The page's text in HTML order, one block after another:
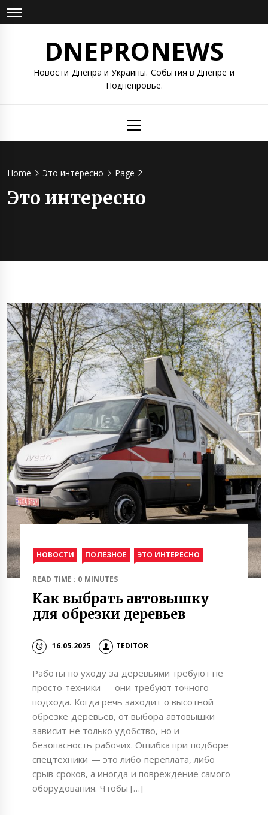
Skip
to
DNEPRONEWS
Новости Днепра и Украины. События в Днепре и
Поднепровье.
Menu
Home Это интересно Page 2
Это интересно
НОВОСТИ ПОЛЕЗНОЕ ЭТО ИНТЕРЕСНО
READ TIME : 0 MINUTES
Как выбрать автовышку
для обрезки деревьев
16.05.2025 TEDITOR
Работы по уходу за деревьями требуют не
просто техники — они требуют точного
подхода. Когда речь заходит о высотной
обрезке деревьев, от выбора автовышки
зависит не только удобство, но и
безопасность рабочих. Ошибка при подборе
спецтехники — это либо переплата, либо
срыв сроков, а иногда и повреждение самого
оборудования. Чтобы […]